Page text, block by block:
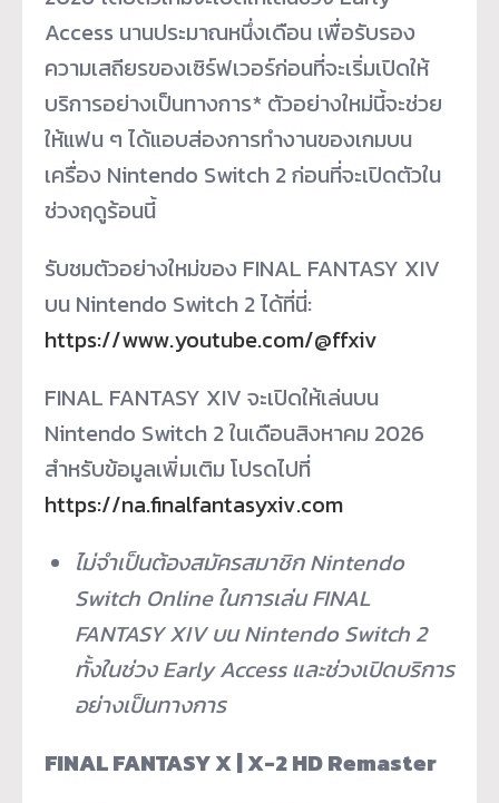
Access นานประมาณหนึ่งเดือน เพื่อรับรอง
ความเสถียรของเซิร์ฟเวอร์ก่อนที่จะเริ่มเปิดให้
บริการอย่างเป็นทางการ* ตัวอย่างใหม่นี้จะช่วย
ให้แฟน ๆ ได้แอบส่องการทำงานของเกมบน
เครื่อง Nintendo Switch 2 ก่อนที่จะเปิดตัวใน
ช่วงฤดูร้อนนี้
รับชมตัวอย่างใหม่ของ FINAL FANTASY XIV
บน Nintendo Switch 2 ได้ที่นี่:
https://www.youtube.com/@ffxiv
FINAL FANTASY XIV จะเปิดให้เล่นบน
Nintendo Switch 2 ในเดือนสิงหาคม 2026
สำหรับข้อมูลเพิ่มเติม โปรดไปที่
https://na.finalfantasyxiv.com
ไม่จำเป็นต้องสมัครสมาชิก Nintendo
Switch Online ในการเล่น FINAL
FANTASY XIV บน Nintendo Switch 2
ทั้งในช่วง Early Access และช่วงเปิดบริการ
อย่างเป็นทางการ
FINAL FANTASY X | X-2 HD Remaster